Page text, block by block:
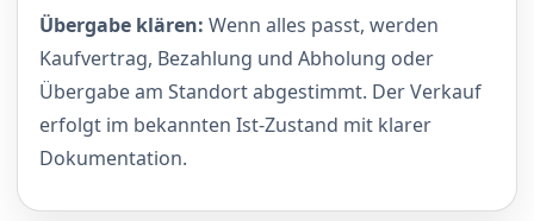
Übergabe klären: Wenn alles passt, werden
Kaufvertrag, Bezahlung und Abholung oder
Übergabe am Standort abgestimmt. Der Verkauf
erfolgt im bekannten Ist-Zustand mit klarer
Dokumentation.